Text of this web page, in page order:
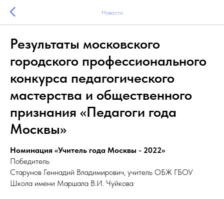
Новости
Результаты московского
городского профессионального
конкурса педагогического
мастерства и общественного
признания «Педагоги года
Москвы»
Номинация «Учитель года Москвы - 2022»
Победитель
Старунов Геннадий Владимирович, учитель ОБЖ ГБОУ
Школа имени Маршала В.И. Чуйкова